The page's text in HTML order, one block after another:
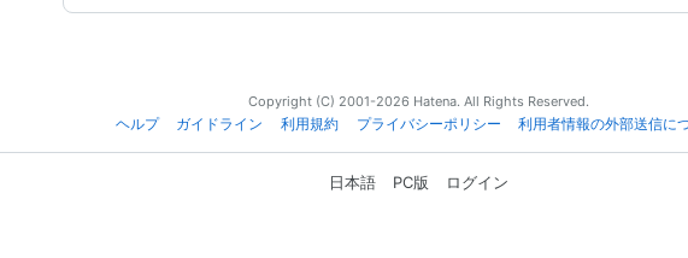
Copyright (C) 2001-2026 Hatena. All Rights Reserved.
ヘルプ
ガイドライン 利用規約 プライバシーポリシー 利用者情報の外部送信に
日本語 PC版 ログイン